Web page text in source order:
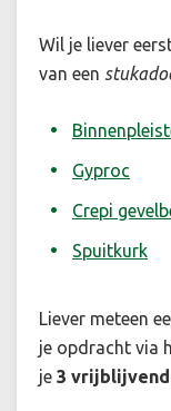
Wil je liever
van een
Gyproc
Crepi
Spuitkurk
Liever meteen
je opdracht via
je 3